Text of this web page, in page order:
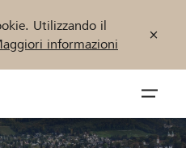
Utilizzando il
informazioni
öffnen